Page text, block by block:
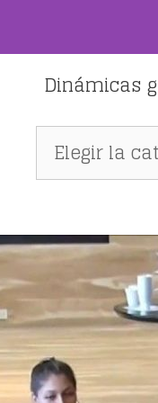
Dinámicas
Dinámicas
grupales
más